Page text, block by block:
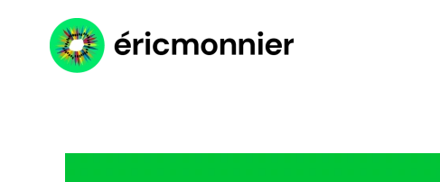
Accéder au contenu principal